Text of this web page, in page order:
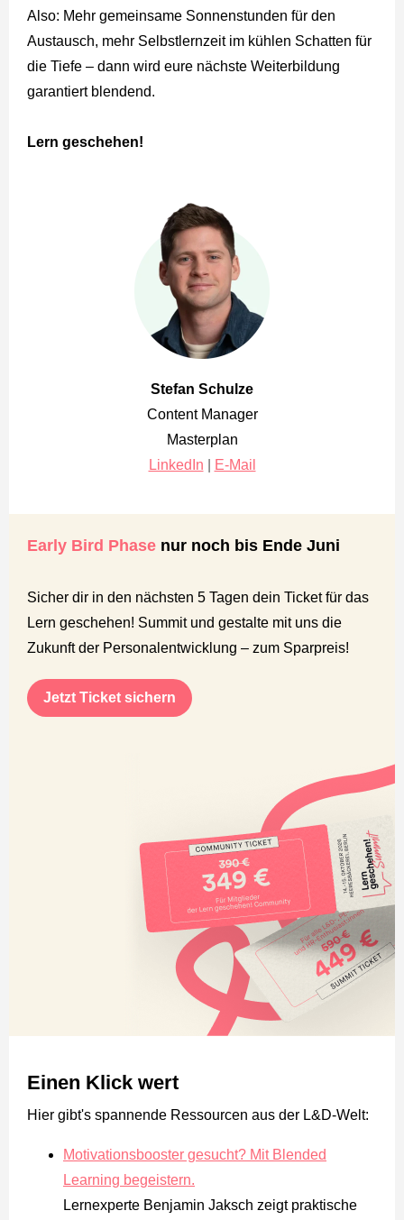
Also: Mehr gemeinsame Sonnenstunden für den
Austausch, mehr Selbstlernzeit im kühlen Schatten für
die Tiefe – dann wird eure nächste Weiterbildung
garantiert blendend.
Lern geschehen!
Stefan Schulze
Content Manager
Masterplan
LinkedIn
E-Mail
Early Bird Phase nur noch bis Ende Juni
Sicher dir in den nächsten 5 Tagen dein Ticket für das
Lern geschehen! Summit und gestalte mit uns die
Zukunft der Personalentwicklung – zum Sparpreis!
Jetzt Ticket sichern
Einen Klick wert
Hier gibt's spannende Ressourcen aus der L&D-Welt:
Motivationsbooster gesucht? Mit Blended
Learning begeistern.
Lernexperte Benjamin Jaksch zeigt praktische